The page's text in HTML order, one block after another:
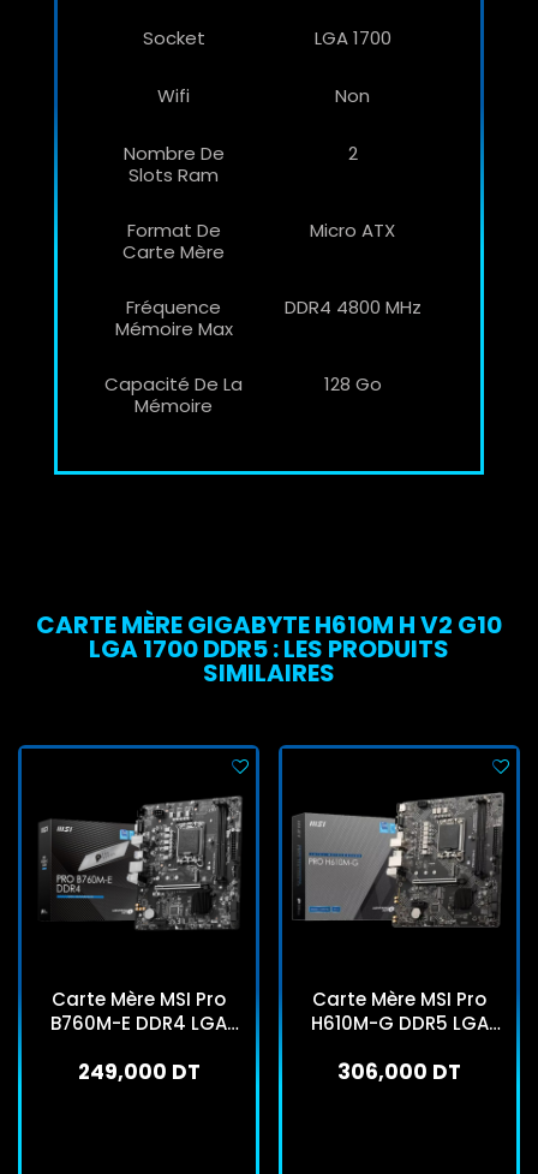
Socket LGA 1700
Wifi Non
Nombre De
Slots Ram
2
Format De
Carte Mère
Micro ATX
Fréquence
Mémoire Max
DDR4 4800 MHz
Capacité De La
Mémoire
128 Go
CARTE MÈRE GIGABYTE H610M H V2 G10
LGA 1700 DDR5 : LES PRODUITS
SIMILAIRES
Carte Mère MSI Pro
B760M-E DDR4 LGA
249,000 DT
Carte Mère MSI Pro
H610M-G DDR5 LGA
306,000 DT